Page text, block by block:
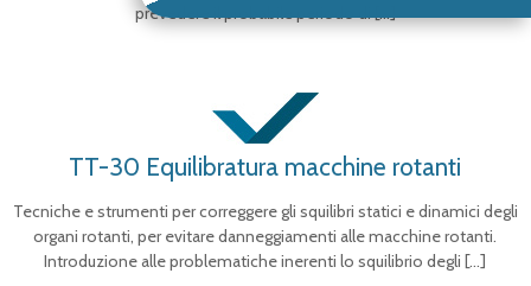
prevedere il probabile periodo di[…]
TT-30 Equilibratura macchine rotanti
Tecniche e strumenti per correggere gli squilibri statici e dinamici degli
organi rotanti, per evitare danneggiamenti alle macchine rotanti.
Introduzione alle problematiche inerenti lo squilibrio degli […]